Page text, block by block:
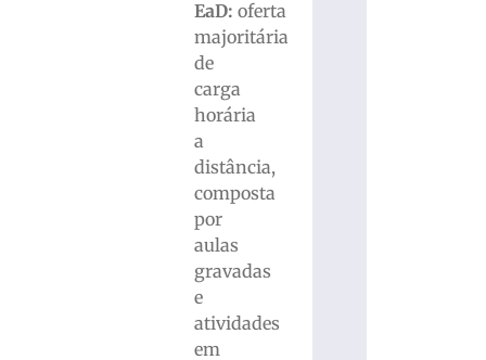
EaD: oferta
majoritária
de
carga
horária
a
distância,
composta
por
aulas
gravadas
e
atividades
em